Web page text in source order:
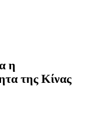
η
της Κίνας